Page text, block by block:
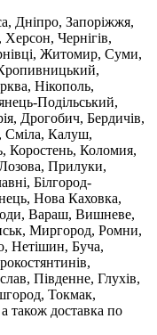
Дніпро, Запоріжжя,
Чернігів,
Житомир, Суми,
Нікополь,
Подільський,
Дрогобич, Бердичів,
Сміла, Калуш,
Коростень, Коломия,
Прилуки,
Білгород-
Нова Каховка,
Вараш, Вишневе,
Миргород, Ромни,
Нетішин, Буча,
Південне, Глухів,
Токмак,
також доставка по